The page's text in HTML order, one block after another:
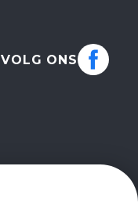
VOLG ONS